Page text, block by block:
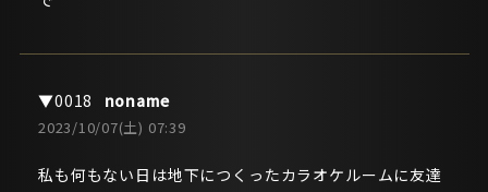
noname
2023/10/07(土) 07:39
私も何もない日は地下につくったカラオケルームに友達